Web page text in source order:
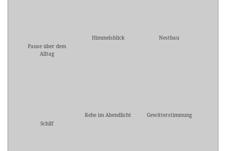
Pause über dem
Alltag
Himmelsblick Nestbau
Schilf
Rehe im Abendlicht Gewitterstimmung